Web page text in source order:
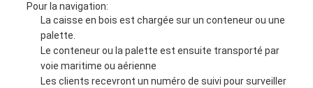
Pour la navigation:
La caisse en bois est chargée sur un conteneur ou une
palette.
Le conteneur ou la palette est ensuite transporté par
voie maritime ou aérienne
Les clients recevront un numéro de suivi pour surveiller